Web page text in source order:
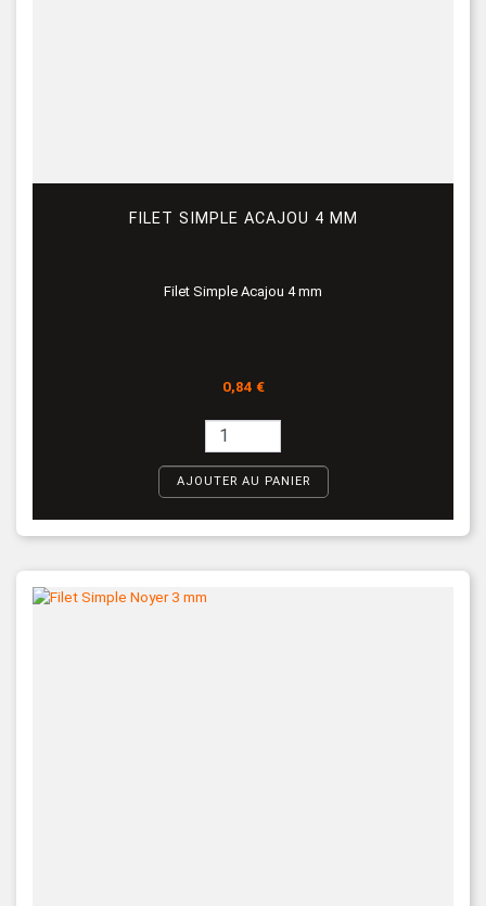
FILET SIMPLE ACAJOU 4 MM
Filet Simple Acajou 4 mm
Prix
0,84 €
AJOUTER AU PANIER